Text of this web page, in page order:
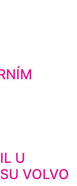
U
VOLVO